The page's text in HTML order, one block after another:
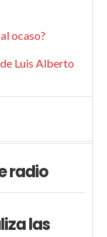
ocaso?
Luis Alberto
radio
las